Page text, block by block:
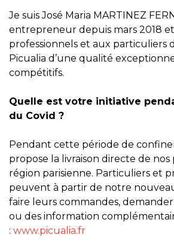
Je suis José Maria MARTINEZ
entrepreneur depuis mars 2018
professionnels et aux particuliers
Picualia d’une qualité
compétitifs.
Quelle est votre initiative
du Covid ?
Pendant cette période de
propose la livraison directe de nos
région parisienne. Particuliers et
peuvent à partir de notre
faire leurs commandes,
ou des information
: www.picualia.fr